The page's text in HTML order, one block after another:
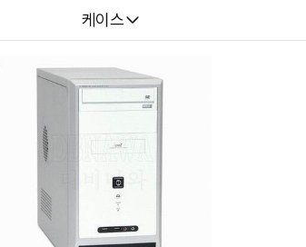
다나와
케이스